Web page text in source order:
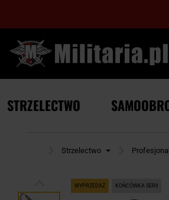
STRZELECTWO
Strzelectwo
WYPRZEDAŻ KOŃCÓWKA SERII